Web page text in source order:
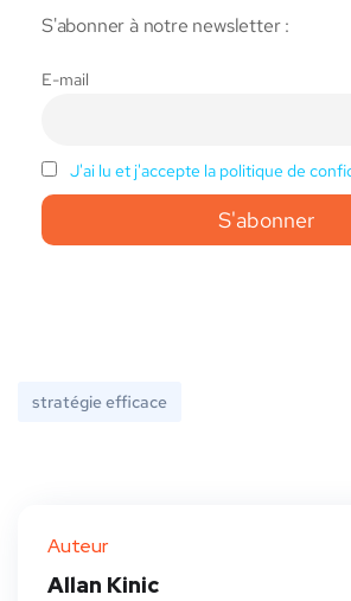
S'abonner à notre newsletter :
E-mail
J'ai lu et j'accepte la politique de
stratégie efficace
Auteur
Allan Kinic